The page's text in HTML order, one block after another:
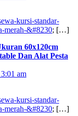
kursi-standar-
merah-&#8230; […]
60x120cm
Dan Alat Pesta
am
kursi-standar-
merah-&#8230; […]